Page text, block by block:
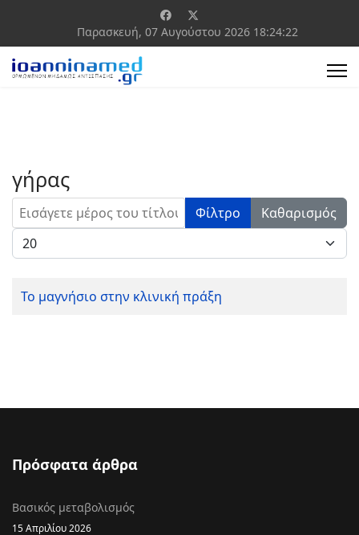
Παρασκευή, 07 Αυγούστου 2026 18:24:22
γήρας
Εισάγετε μέρος του τίτλου. Φίλτρο
Καθαρισμός
Εμφάνιση #
Το μαγνήσιο στην κλινική πράξη
Πρόσφατα άρθρα
Βασικός μεταβολισμός
15 Απριλίου 2026